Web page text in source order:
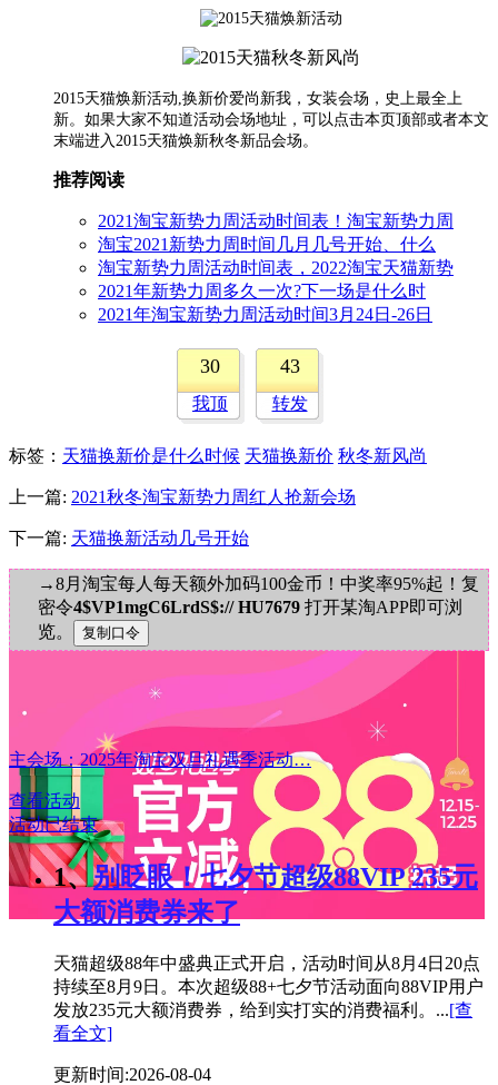
2015天猫焕新活动,换新价爱尚新我，女装会场，史上最全上
新。如果大家不知道活动会场地址，可以点击本页顶部或者本文
末端进入2015天猫焕新秋冬新品会场。
推荐阅读
2021淘宝新势力周活动时间表！淘宝新势力周
淘宝2021新势力周时间几月几号开始、什么
淘宝新势力周活动时间表，2022淘宝天猫新势
2021年新势力周多久一次?下一场是什么时
2021年淘宝新势力周活动时间3月24日-26日
30
我顶
43
转发
标签 ： 天猫换新价是什么时候 天猫换新价 秋冬新风尚
上一篇: 2021秋冬淘宝新势力周红人抢新会场
下一篇: 天猫换新活动几号开始
→8月淘宝每人每天额外加码100金币！中奖率95%起！复
密令4$VP1mgC6LrdS$:// HU7679 打开某淘APP即可浏
览。
主会场：2025年淘宝双旦礼遇季活动…
查看活动
活动已结束
1、 别眨眼！七夕节超级88VIP 235元
大额消费券来了
天猫超级88年中盛典正式开启，活动时间从8月4日20点
持续至8月9日。本次超级88+七夕节活动面向88VIP用户
发放235元大额消费券，给到实打实的消费福利。...[查
看全文]
更新时间:2026-08-04